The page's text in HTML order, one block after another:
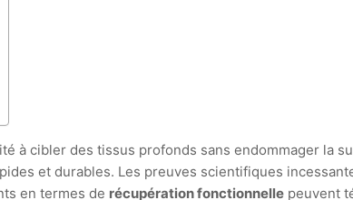
à cibler des tissus profonds sans endommager la
et durables. Les preuves scientifiques
en termes de récupération fonctionnelle peuvent